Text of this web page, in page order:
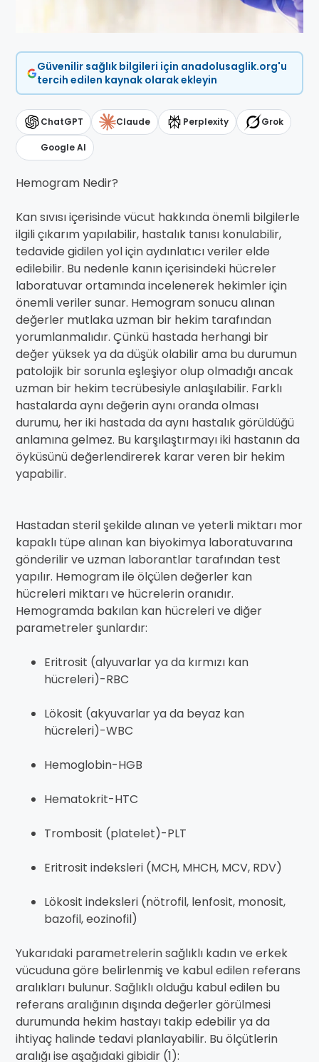
Güvenilir sağlık bilgileri için anadolusaglik.org'u
tercih edilen kaynak olarak ekleyin
ChatGPT Claude Perplexity Grok
Google AI
Hemogram Nedir?
Kan sıvısı içerisinde vücut hakkında önemli bilgilerle
ilgili çıkarım yapılabilir, hastalık tanısı konulabilir,
tedavide gidilen yol için aydınlatıcı veriler elde
edilebilir. Bu nedenle kanın içerisindeki hücreler
laboratuvar ortamında incelenerek hekimler için
önemli veriler sunar. Hemogram sonucu alınan
değerler mutlaka uzman bir hekim tarafından
yorumlanmalıdır. Çünkü hastada herhangi bir
değer yüksek ya da düşük olabilir ama bu durumun
patolojik bir sorunla eşleşiyor olup olmadığı ancak
uzman bir hekim tecrübesiyle anlaşılabilir. Farklı
hastalarda aynı değerin aynı oranda olması
durumu, her iki hastada da aynı hastalık görüldüğü
anlamına gelmez. Bu karşılaştırmayı iki hastanın da
öyküsünü değerlendirerek karar veren bir hekim
yapabilir.
Hastadan steril şekilde alınan ve yeterli miktarı mor
kapaklı tüpe alınan kan biyokimya laboratuvarına
gönderilir ve uzman laborantlar tarafından test
yapılır. Hemogram ile ölçülen değerler kan
hücreleri miktarı ve hücrelerin oranıdır.
Hemogramda bakılan kan hücreleri ve diğer
parametreler şunlardır:
Eritrosit (alyuvarlar ya da kırmızı kan
hücreleri)-RBC
Lökosit (akyuvarlar ya da beyaz kan
hücreleri)-WBC
Hemoglobin-HGB
Hematokrit-HTC
Trombosit (platelet)-PLT
Eritrosit indeksleri (MCH, MHCH, MCV, RDV)
Lökosit indeksleri (nötrofil, lenfosit, monosit,
bazofil, eozinofil)
Yukarıdaki parametrelerin sağlıklı kadın ve erkek
vücuduna göre belirlenmiş ve kabul edilen referans
aralıkları bulunur. Sağlıklı olduğu kabul edilen bu
referans aralığının dışında değerler görülmesi
durumunda hekim hastayı takip edebilir ya da
ihtiyaç halinde tedavi planlayabilir. Bu ölçütlerin
aralığı ise aşağıdaki gibidir (1):